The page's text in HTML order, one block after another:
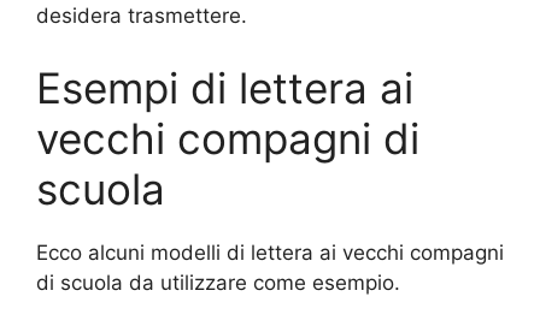
desidera trasmettere.
Esempi di lettera ai
vecchi compagni di
scuola
Ecco alcuni modelli di lettera ai vecchi compagni
di scuola da utilizzare come esempio.